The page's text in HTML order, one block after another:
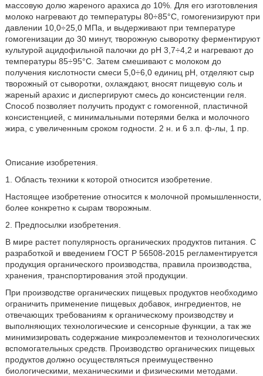
массовую долю жареного арахиса до 10%. Для его изготовления
молоко нагревают до температуры 80÷85°С, гомогенизируют при
давлении 10,0÷25,0 МПа, и выдерживают при температуре
гомогенизации до 30 минут, творожную сыворотку ферментируют
культурой ацидофильной палочки до рН 3,7÷4,2 и нагревают до
температуры 85÷95°С. Затем смешивают с молоком до
получения кислотности смеси 5,0÷6,0 единиц pH, отделяют сыр
творожный от сыворотки, охлаждают, вносят пищевую соль и
жареный арахис и диспергируют смесь до консистенции геля.
Способ позволяет получить продукт с гомогенной, пластичной
консистенцией, с минимальными потерями белка и молочного
жира, с увеличенным сроком годности. 2 н. и 6 з.п. ф-лы, 1 пр.
Описание изобретения.
1. Область техники к которой относится изобретение.
Настоящее изобретение относится к молочной промышленности,
более конкретно к сырам творожным.
2. Предпосылки изобретения.
В мире растет популярность органических продуктов питания. С
разработкой и введением ГОСТ Р 56508-2015 регламентируется
продукция органического производства, правила производства,
хранения, транспортирования этой продукции.
При производстве органических пищевых продуктов необходимо
ограничить применение пищевых добавок, ингредиентов, не
отвечающих требованиям к органическому производству и
выполняющих технологические и сенсорные функции, а так же
минимизировать содержание микроэлементов и технологических
вспомогательных средств. Производство органических пищевых
продуктов должно осуществляться преимущественно
биологическими, механическими и физическими методами.